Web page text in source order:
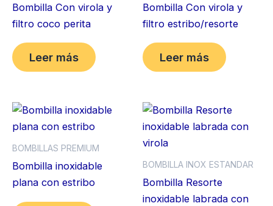
Bombilla Con virola y
filtro coco perita
Leer más
Bombilla Con virola y
filtro estribo/resorte
Leer más
BOMBILLAS PREMIUM
Bombilla inoxidable
plana con estribo
BOMBILLA INOX ESTANDAR
Bombilla Resorte
inoxidable labrada con